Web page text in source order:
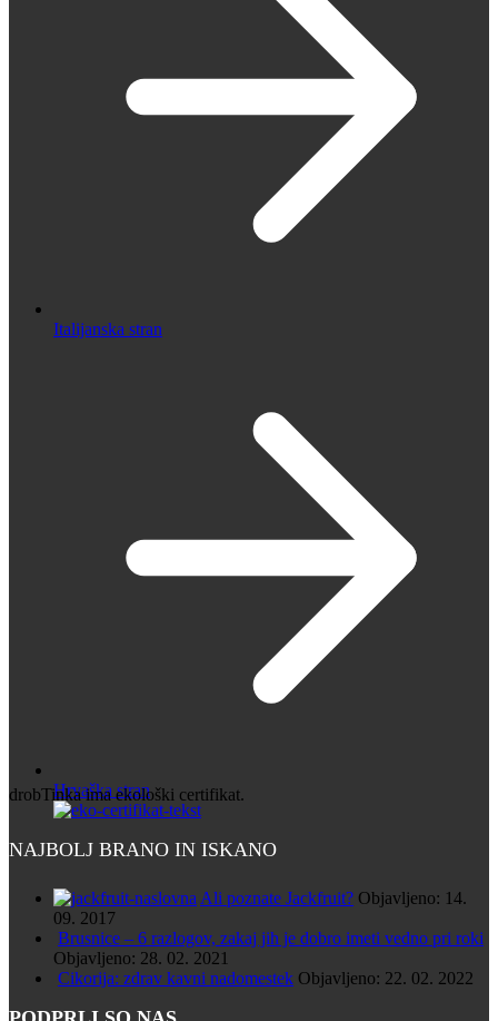
Italijanska stran
Hrvaška stran
drobTinka ima ekološki certifikat.
NAJBOLJ BRANO IN ISKANO
Ali poznate Jackfruit? Objavljeno: 14.
09. 2017
Brusnice – 6 razlogov, zakaj jih je dobro imeti vedno pri roki
Objavljeno: 28. 02. 2021
Cikorija: zdrav kavni nadomestek Objavljeno: 22. 02. 2022